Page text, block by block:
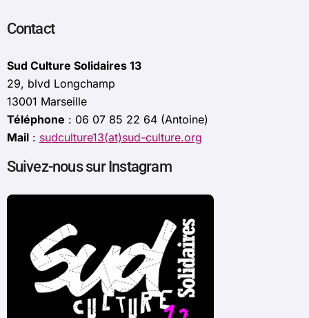
Contact
Sud Culture Solidaires 13
29, blvd Longchamp
13001 Marseille
Téléphone : 06 07 85 22 64 (Antoine)
Mail: sudculture13(at)sud-culture.org
Suivez-nous sur Instagram